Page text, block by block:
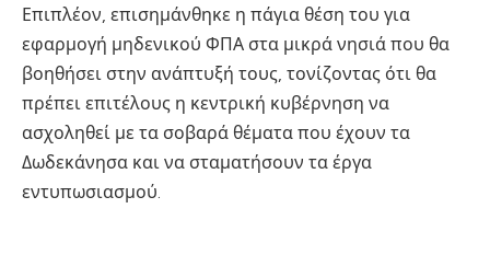
Επιπλέον, επισημάνθηκε η πάγια θέση του για
εφαρμογή μηδενικού ΦΠΑ στα μικρά νησιά που θα
βοηθήσει στην ανάπτυξή τους, τονίζοντας ότι θα
πρέπει επιτέλους η κεντρική κυβέρνηση να
ασχοληθεί με τα σοβαρά θέματα που έχουν τα
Δωδεκάνησα και να σταματήσουν τα έργα
εντυπωσιασμού.